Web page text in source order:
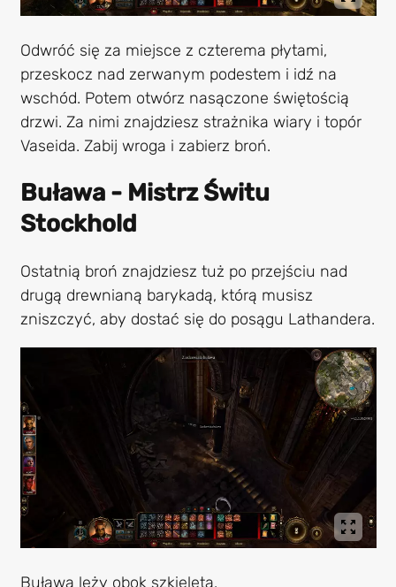
Odwróć się za miejsce z czterema płytami,
przeskocz nad zerwanym podestem i idź na
wschód. Potem otwórz nasączone świętością
drzwi. Za nimi znajdziesz strażnika wiary i topór
Vaseida. Zabij wroga i zabierz broń.
Buława - Mistrz Świtu
Stockhold
Ostatnią broń znajdziesz tuż po przejściu nad
drugą drewnianą barykadą, którą musisz
zniszczyć, aby dostać się do posągu Lathandera.
Buława leży obok szkieleta.